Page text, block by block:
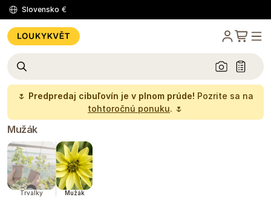
Slovensko €
🌷 Predpredaj cibuľovín je v plnom prúde! Pozrite sa na
tohtoročnú ponuku. 🌷
Mužák
Trvalky Mužák